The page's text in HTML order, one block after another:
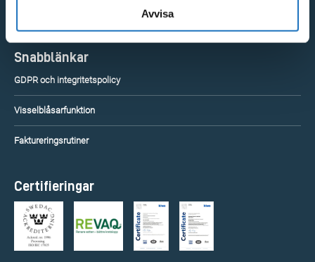
Avvisa
Snabblänkar
GDPR och integritetspolicy
Visselblåsarfunktion
Faktureringsrutiner
Certifieringar